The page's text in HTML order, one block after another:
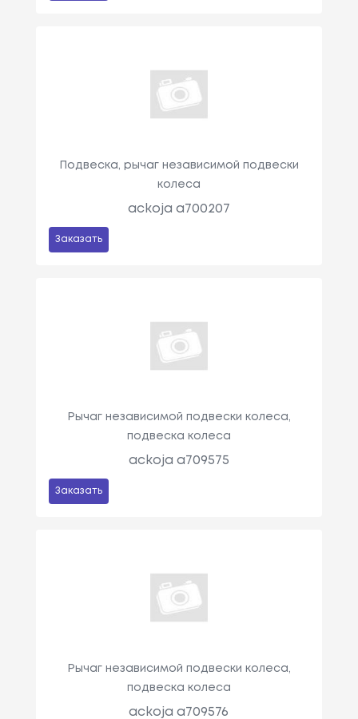
Подвеска, рычаг независимой подвески
колеса
ackoja a700207
Заказать
Рычаг независимой подвески колеса,
подвеска колеса
ackoja a709575
Заказать
Рычаг независимой подвески колеса,
подвеска колеса
ackoja a709576